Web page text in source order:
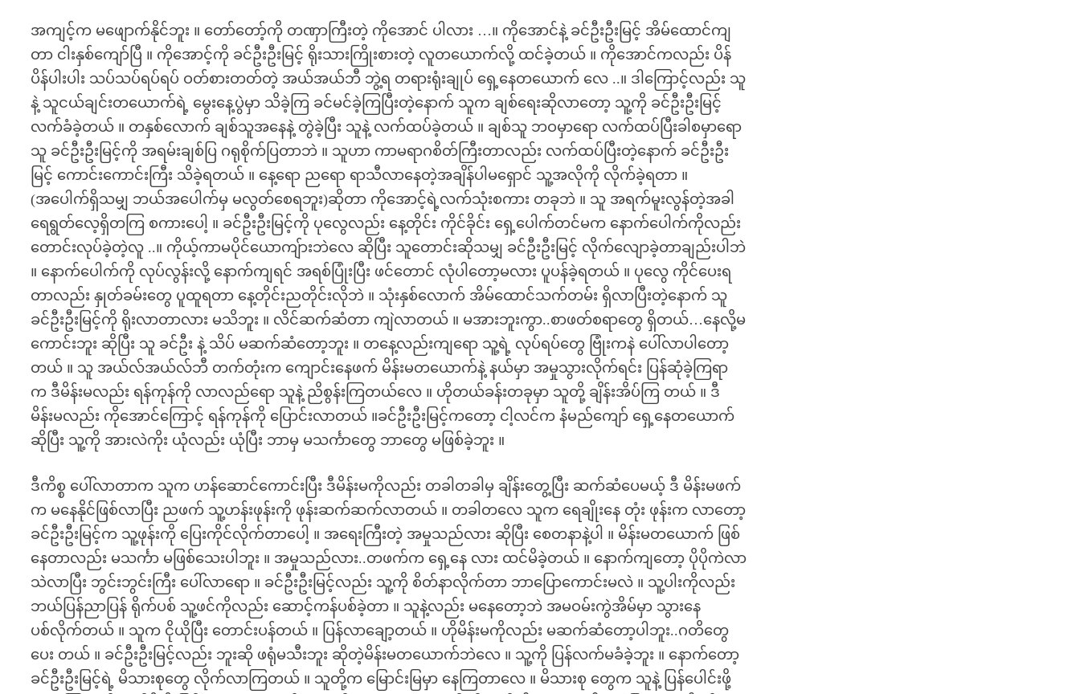
အကျင့်က မဖျောက်နိုင်ဘူး ။ တော်တော့်ကို တဏှာကြီးတဲ့ ကိုအောင် ပါလား …။ ကိုအောင်နဲ့ ခင်ဦးဦးမြင့် အိမ်ထောင်ကျ
တာ ငါးနှစ်ကျော်ပြီ ။ ကိုအောင့်ကို ခင်ဦးဦးမြင့် ရိုးသားကြိုးစားတဲ့ လူတယောက်လို့ ထင်ခဲ့တယ် ။ ကိုအောင်ကလည်း ပိန်
ပိန်ပါးပါး သပ်သပ်ရပ်ရပ် ဝတ်စားတတ်တဲ့ အယ်အယ်ဘီ ဘွဲ့ရ တရားရုံးချုပ် ရှေ့နေတယောက် လေ ..။ ဒါကြောင့်လည်း သူ
နဲ့ သူငယ်ချင်းတယောက်ရဲ့ မွေးနေ့ပွဲမှာ သိခဲ့ကြ ခင်မင်ခဲ့ကြပြီးတဲ့နောက် သူက ချစ်ရေးဆိုလာတော့ သူ့ကို ခင်ဦးဦးမြင့်
လက်ခံခဲ့တယ် ။ တနှစ်လောက် ချစ်သူအနေနဲ့ တွဲခဲ့ပြီး သူနဲ့ လက်ထပ်ခဲ့တယ် ။ ချစ်သူ ဘဝမှာရော လက်ထပ်ပြီးခါစမှာရော
သူ ခင်ဦးဦးမြင့်ကို အရမ်းချစ်ပြ ဂရုစိုက်ပြတာဘဲ ။ သူဟာ ကာမရာဂစိတ်ကြီးတာလည်း လက်ထပ်ပြီးတဲ့နောက် ခင်ဦးဦး
မြင့် ကောင်းကောင်းကြီး သိခဲ့ရတယ် ။ နေ့ရော ညရော ရာသီလာနေတဲ့အချိန်ပါမရှောင် သူ့အလိုကို လိုက်ခဲ့ရတာ ။
(အပေါက်ရှိသမျှ ဘယ်အပေါက်မှ မလွတ်စေရဘူး)ဆိုတာ ကိုအောင့်ရဲ့လက်သုံးစကား တခုဘဲ ။ သူ အရက်မူးလွန်တဲ့အခါ
ရေရွတ်လေ့ရှိတကြ စကားပေါ့ ။ ခင်ဦးဦးမြင့်ကို ပုလွေလည်း နေ့တိုင်း ကိုင်ခိုင်း ရှေ့ပေါက်တင်မက နောက်ပေါက်ကိုလည်း
တောင်းလုပ်ခဲ့တဲ့လူ ..။ ကိုယ့်ကာမပိုင်ယောကျ်ားဘဲလေ ဆိုပြီး သူတောင်းဆိုသမျှ ခင်ဦးဦးမြင့် လိုက်လျောခဲ့တာချည်းပါဘဲ
။ နောက်ပေါက်ကို လုပ်လွန်းလို့ နောက်ကျရင် အရစ်ပြုံးပြီး ဖင်တောင် လုံပါတော့မလား ပူပန်ခဲ့ရတယ် ။ ပုလွေ ကိုင်ပေးရ
တာလည်း နှုတ်ခမ်းတွေ ပူထူရတာ နေ့တိုင်းညတိုင်းလိုဘဲ ။ သုံးနှစ်လောက် အိမ်ထောင်သက်တမ်း ရှိလာပြီးတဲ့နောက် သူ
ခင်ဦးဦးမြင့်ကို ရိုးလာတာလား မသိဘူး ။ လိင်ဆက်ဆံတာ ကျဲလာတယ် ။ မအားဘူးကွာ..စာဖတ်စရာတွေ ရှိတယ်…နေလို့မ
ကောင်းဘူး ဆိုပြီး သူ ခင်ဦး နဲ့ သိပ် မဆက်ဆံတော့ဘူး ။ တနေ့လည်းကျရော သူ့ရဲ့ လုပ်ရပ်တွေ ဗြုံးကနဲ ပေါ်လာပါတော့
တယ် ။ သူ အယ်လ်အယ်လ်ဘီ တက်တုံးက ကျောင်းနေဖက် မိန်းမတယောက်နဲ့ နယ်မှာ အမှုသွားလိုက်ရင်း ပြန်ဆုံခဲ့ကြရာ
က ဒီမိန်းမလည်း ရန်ကုန်ကို လာလည်ရော သူနဲ့ ညိစွန်းကြတယ်လေ ။ ဟိုတယ်ခန်းတခုမှာ သူတို့ ချိန်းအိပ်ကြ တယ် ။ ဒီ
မိန်းမလည်း ကိုအောင်ကြောင့် ရန်ကုန်ကို ပြောင်းလာတယ် ။ခင်ဦးဦးမြင့်ကတော့ ငါ့လင်က နံမည်ကျော် ရှေ့နေတယောက်
ဆိုပြီး သူ့ကို အားလဲကိုး ယုံလည်း ယုံပြီး ဘာမှ မသင်္ကာတွေ ဘာတွေ မဖြစ်ခဲ့ဘူး ။
ဒီကိစ္စ ပေါ်လာတာက သူက ဟန်ဆောင်ကောင်းပြီး ဒီမိန်းမကိုလည်း တခါတခါမှ ချိန်းတွေ့ပြီး ဆက်ဆံပေမယ့် ဒီ မိန်းမဖက်
က မနေနိုင်ဖြစ်လာပြီး ညဖက် သူ့ဟန်းဖုန်းကို ဖုန်းဆက်ဆက်လာတယ် ။ တခါတလေ သူက ရေချိုးနေ တုံး ဖုန်းက လာတော့
ခင်ဦးဦးမြင့်က သူ့ဖုန်းကို ပြေးကိုင်လိုက်တာပေါ့ ။ အရေးကြီးတဲ့ အမှုသည်လား ဆိုပြီး စေတနာနဲ့ပါ ။ မိန်းမတယောက် ဖြစ်
နေတာလည်း မသင်္ကာ မဖြစ်သေးပါဘူး ။ အမှုသည်လား..တဖက်က ရှေ့နေ လား ထင်မိခဲ့တယ် ။ နောက်ကျတော့ ပိုပိုကဲလာ
သဲလာပြီး ဘွင်းဘွင်းကြီး ပေါ်လာရော ။ ခင်ဦးဦးမြင့်လည်း သူ့ကို စိတ်နာလိုက်တာ ဘာပြောကောင်းမလဲ ။ သူ့ပါးကိုလည်း
ဘယ်ပြန်ညာပြန် ရိုက်ပစ် သူ့ဖင်ကိုလည်း ဆောင့်ကန်ပစ်ခဲ့တာ ။ သူနဲ့လည်း မနေတော့ဘဲ အမဝမ်းကွဲအိမ်မှာ သွားနေ
ပစ်လိုက်တယ် ။ သူက ငိုယိုပြီး တောင်းပန်တယ် ။ ပြန်လာချော့တယ် ။ ဟိုမိန်းမကိုလည်း မဆက်ဆံတော့ပါဘူး..ဂတိတွေ
ပေး တယ် ။ ခင်ဦးဦးမြင့်လည်း ဘူးဆို ဖရုံမသီးဘူး ဆိုတဲ့မိန်းမတယောက်ဘဲလေ ။ သူ့ကို ပြန်လက်မခံခဲ့ဘူး ။ နောက်တော့
ခင်ဦးဦးမြင့်ရဲ့ မိသားစုတွေ လိုက်လာကြတယ် ။ သူတို့က မြောင်းမြမှာ နေကြတာလေ ။ မိသားစု တွေက သူနဲ့ ပြန်ပေါင်းဖို့